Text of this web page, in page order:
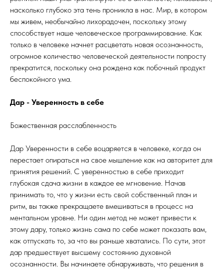
насколько глубоко эта тень проникла в нас. Мир, в котором
мы живем, необычайно лихорадочен, поскольку этому
способствует наше человеческое программирование. Как
только в человеке начнет расцветать новая осознанность,
огромное количество человеческой деятельности попросту
прекратится, поскольку она рождена как побочный продукт
беспокойного ума.
Дар - Уверенность в себе
Божественная расслабленность
Дар Уверенности в себе воцаряется в человеке, когда он
перестает опираться на свое мышление как на авторитет для
принятия решений. С уверенностью в себе приходит
глубокая сдача жизни в каждое ее мгновение. Начав
принимать то, что у жизни есть свой собственный план и
ритм, вы также прекращаете вмешиваться в процесс на
ментальном уровне. Ни один метод не может привести к
этому дару, только жизнь сама по себе может показать вам,
как отпускать то, за что вы раньше хватались. По сути, этот
дар предшествует высшему состоянию духовной
осознанности. Вы начинаете обнаруживать, что решения в